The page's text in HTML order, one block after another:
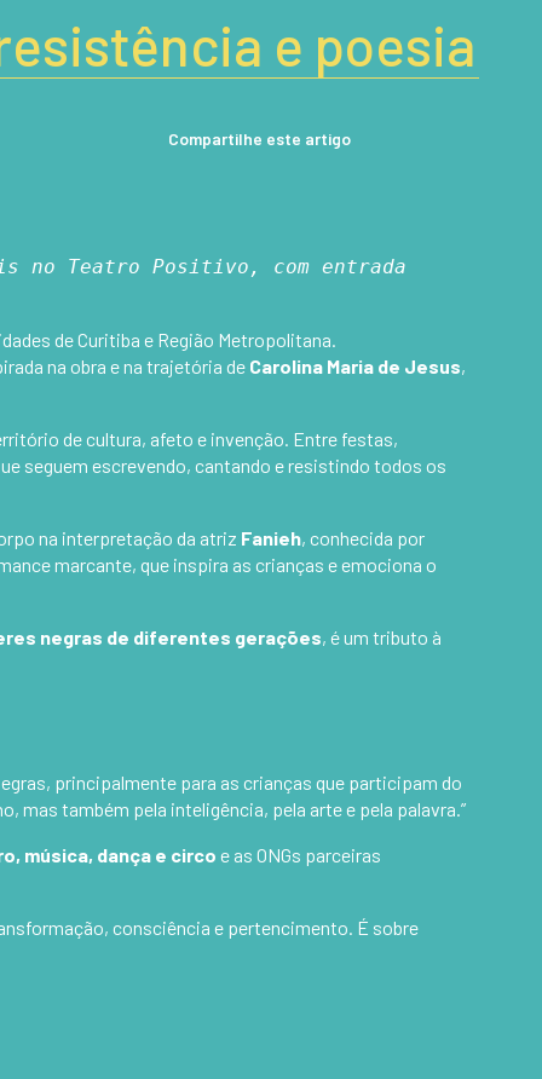
e poesia
Compartilhe este artigo
no Teatro Positivo, com entrada
de Curitiba e Região Metropolitana.
na obra e na trajetória de Carolina Maria de Jesus,
de cultura, afeto e invenção. Entre festas,
seguem escrevendo, cantando e resistindo todos os
na interpretação da atriz Fanieh, conhecida por
marcante, que inspira as crianças e emociona o
negras de diferentes gerações, é um tributo à
principalmente para as crianças que participam do
mas também pela inteligência, pela arte e pela palavra.”
música, dança e circo e as ONGs parceiras
consciência e pertencimento. É sobre